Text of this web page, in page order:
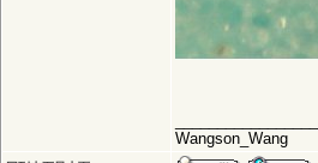
Wangson_Wang